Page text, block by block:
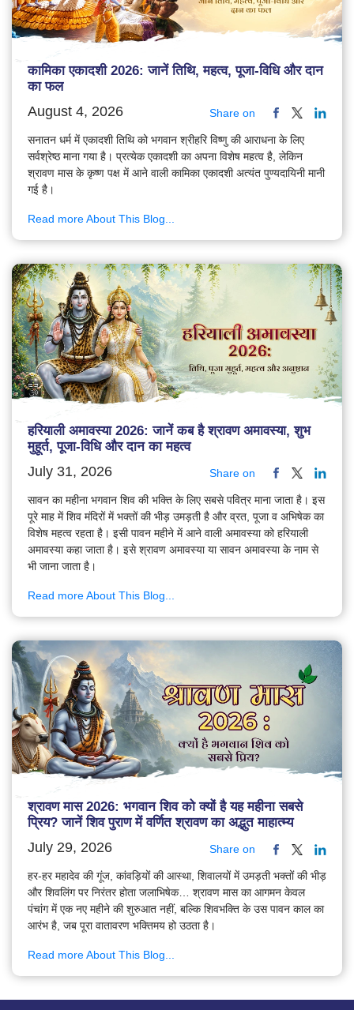
कामिका एकादशी 2026: जानें तिथि, महत्व, पूजा-विधि और दान
का फल
August 4, 2026 Share on
सनातन धर्म में एकादशी तिथि को भगवान श्रीहरि विष्णु की आराधना के लिए
सर्वश्रेष्ठ माना गया है। प्रत्येक एकादशी का अपना विशेष महत्व है, लेकिन
श्रावण मास के कृष्ण पक्ष में आने वाली कामिका एकादशी अत्यंत पुण्यदायिनी मानी
गई है।
Read more About This Blog...
हरियाली अमावस्या 2026: जानें कब है श्रावण अमावस्या, शुभ
मुहूर्त, पूजा-विधि और दान का महत्व
July 31, 2026 Share on
सावन का महीना भगवान शिव की भक्ति के लिए सबसे पवित्र माना जाता है। इस
पूरे माह में शिव मंदिरों में भक्तों की भीड़ उमड़ती है और व्रत, पूजा व अभिषेक का
विशेष महत्व रहता है। इसी पावन महीने में आने वाली अमावस्या को हरियाली
अमावस्या कहा जाता है। इसे श्रावण अमावस्या या सावन अमावस्या के नाम से
भी जाना जाता है।
Read more About This Blog...
श्रावण मास 2026: भगवान शिव को क्यों है यह महीना सबसे
प्रिय? जानें शिव पुराण में वर्णित श्रावण का अद्भुत माहात्म्य
July 29, 2026 Share on
हर-हर महादेव की गूंज, कांवड़ियों की आस्था, शिवालयों में उमड़ती भक्तों की भीड़
और शिवलिंग पर निरंतर होता जलाभिषेक… श्रावण मास का आगमन केवल
पंचांग में एक नए महीने की शुरुआत नहीं, बल्कि शिवभक्ति के उस पावन काल का
आरंभ है, जब पूरा वातावरण भक्तिमय हो उठता है।
Read more About This Blog...